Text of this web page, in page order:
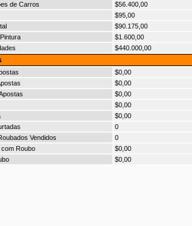
de Carros
$56.400,00
$95,00
$90.175,00
$1.600,00
$440.000,00
$0,00
$0,00
$0,00
$0,00
$0,00
0
Vendidos
0
Roubo
$0,00
$0,00